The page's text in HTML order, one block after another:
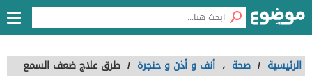
الرئيسية / صحة ، أنف و أذن و حنجرة / طرق علاج ضعف السمع